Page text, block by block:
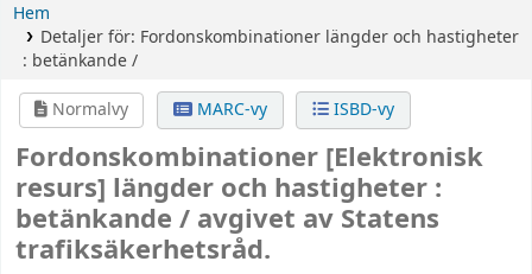
Hem
Detaljer för: Fordonskombinationer längder och hastigheter
: betänkande /
Normalvy
MARC-vy ISBD-vy
Fordonskombinationer [Elektronisk
resurs] längder och hastigheter :
betänkande / avgivet av Statens
trafiksäkerhetsråd.